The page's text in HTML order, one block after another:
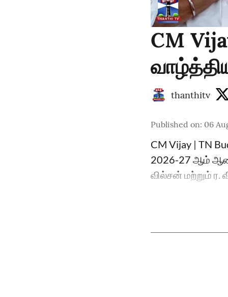
CM
thanthitv
Published on: 06
CM Vijay | TN
2026-27 ஆம்
வில்சன் மற்றும் ர.